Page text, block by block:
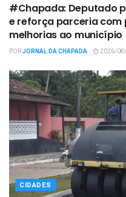
#Chapada: Deputado
e reforça parceria com
melhorias ao município
PORJORNAL DA CHAPADA 2026/
CIDADES